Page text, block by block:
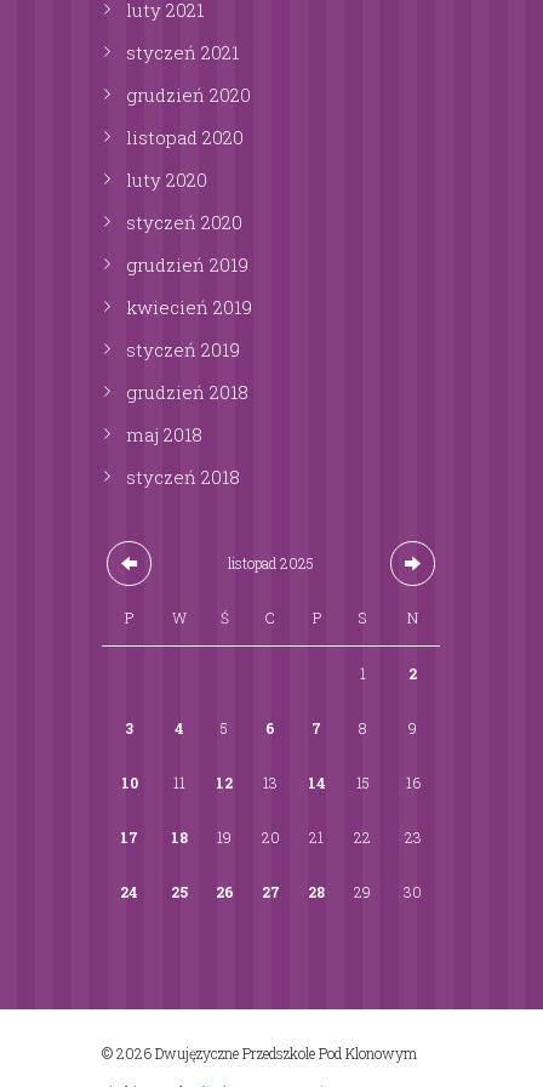
luty 2021
styczeń 2021
grudzień 2020
listopad 2020
luty 2020
styczeń 2020
grudzień 2019
kwiecień 2019
styczeń 2019
grudzień 2018
maj 2018
styczeń 2018
listopad2025
P W Ś C P S N
1 2
3 4 5 6 7 8 9
10 11 12 13 14 15 16
17 18 19 20 21 22 23
24 25 26 27 28 29 30
© 2026 Dwujęzyczne Przedszkole Pod Klonowym